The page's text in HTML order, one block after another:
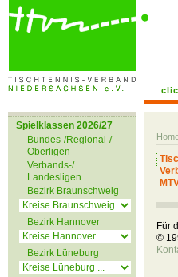
Spielklassen 2026/27
Bundes-/Regional-/
Oberligen
Verbands-/
Landesligen
Bezirk Braunschweig
Bezirk Hannover
Bezirk Lüneburg
Für
©